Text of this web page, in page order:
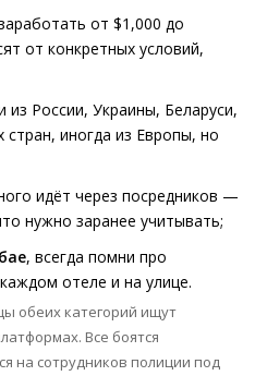
от $1,000 до
от конкретных условий,
России, Украины, Беларуси,
стран, иногда из Европы, но
идёт через посредников —
нужно заранее учитывать;
, всегда помни про
отеле и на улице.
обеих категорий ищут
Все боятся
на сотрудников полиции под